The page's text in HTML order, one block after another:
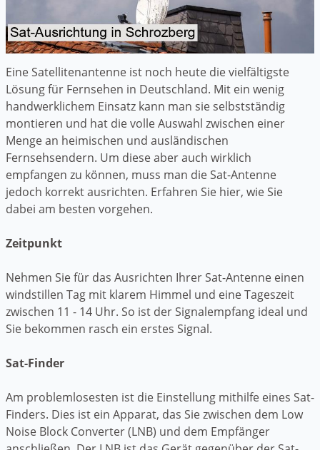
Eine Satellitenantenne ist noch heute die vielfältigste
Lösung für Fernsehen in Deutschland. Mit ein wenig
handwerklichem Einsatz kann man sie selbstständig
montieren und hat die volle Auswahl zwischen einer
Menge an heimischen und ausländischen
Fernsehsendern. Um diese aber auch wirklich
empfangen zu können, muss man die Sat-Antenne
jedoch korrekt ausrichten. Erfahren Sie hier, wie Sie
dabei am besten vorgehen.
Zeitpunkt
Nehmen Sie für das Ausrichten Ihrer Sat-Antenne einen
windstillen Tag mit klarem Himmel und eine Tageszeit
zwischen 11 - 14 Uhr. So ist der Signalempfang ideal und
Sie bekommen rasch ein erstes Signal.
Sat-Finder
Am problemlosesten ist die Einstellung mithilfe eines Sat-
Finders. Dies ist ein Apparat, das Sie zwischen dem Low
Noise Block Converter (LNB) und dem Empfänger